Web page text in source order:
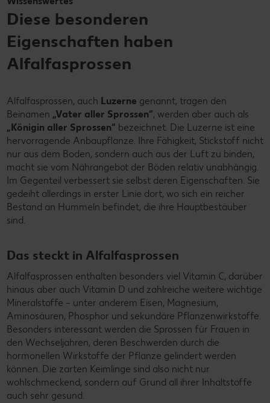
Diese besonderen
Eigenschaften haben
Alfalfasprossen
Alfalfasprossen, auch Luzerne genannt, tragen den
Beinamen „Vater aller Sprossen“, werden aber auch als
„Königin aller Sprossen“ bezeichnet. Die Luzerne ist eine
hervorragende Anbaupflanze. Ihre Fähigkeit, Stickstoff nicht
nur aus dem Boden, sondern auch aus der Luft zu binden,
macht sie vom Nährangebot der Böden relativ unabhängig.
Im Gegenteil verbessert sie selbst deren Eigenschaften. Sie
gedeiht allerdings in erster Linie dort, wo sich ein reicher
Bestand an Hummeln befindet, die ihre Hauptbestäuber
sind.
Das steckt in Alfalfasprossen
Alfalfasprossen enthalten besonders viel Vitamin C, darüber
hinaus aber auch Vitamin D und zahlreiche weitere wichtige
Mineralstoffe – unter anderem Eisen, Magnesium,
Aminosäuren, Phosphor und sekundäre Pflanzenwirkstoffe.
Besonders interessant werden die Sprossen für Frauen in
den Wechseljahren, deren Beschwerden durch die
hormonellen Wirkstoffe der Pflanze gelindert werden
können. Die zarten Keimlinge sind also nicht nur
wohlschmeckend, sondern auf Grund all ihrer Inhaltstoffe
auch sehr gesund.